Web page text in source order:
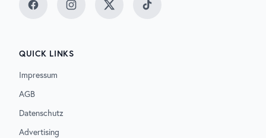
FacebookInstagramTwitter TikTok
QUICK LINKS
Impressum
AGB
Datenschutz
Advertising